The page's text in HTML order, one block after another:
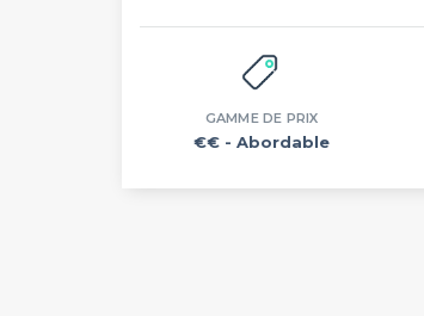
GAMME DE PRIX
€€ - Abordable